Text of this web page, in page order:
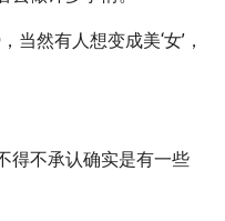
当然有人想变成美‘女’，
得不承认确实是有一些